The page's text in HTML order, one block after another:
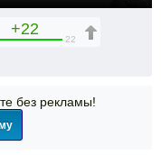
+22
22
без рекламы!